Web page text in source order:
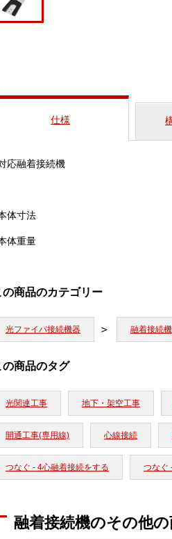
仕様
応融着接続機
体寸法
体重量
の商品のカテゴリー
光ファイバ接続機器 融着接続機
の商品のタグ
光関連工事 地下・架空工事
開通工事(専用線) 心線接続
つなぐ - 4心融着接続をする つなぐ
融着接続機のその他